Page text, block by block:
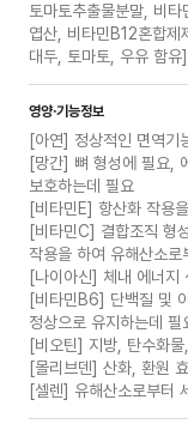
토마토추출물분말, 비타
엽산, 비타민B12혼합제
대두, 토마토, 우유 함유]
영양·기능정보
[아연] 정상적인 면역기
[망간] 뼈 형성에 필요,
보호하는데 필요
[비타민E] 항산화 작용
[비타민C] 결합조직 형
작용을 하여 유해산소
[나이아신] 체내 에너지
[비타민B6] 단백질 및
정상으로 유지하는데 필
[비오틴] 지방, 탄수화
[몰리브덴] 산화, 환원
[셀렌] 유해산소로부터